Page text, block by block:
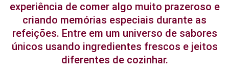
experiência de comer algo muito prazeroso e
criando memórias especiais durante as
refeições. Entre em um universo de sabores
únicos usando ingredientes frescos e jeitos
diferentes de cozinhar.